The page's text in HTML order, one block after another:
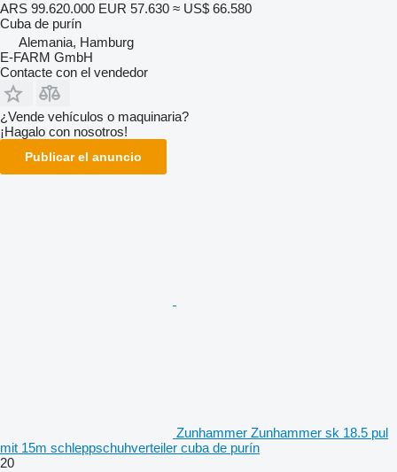
ARS 99.620.000 EUR 57.630 ≈ US$ 66.580
Cuba de purín
Alemania, Hamburg
E-FARM GmbH
Contacte con el vendedor
¿Vende vehículos o maquinaria?
¡Hagalo con nosotros!
Publicar el anuncio
Zunhammer Zunhammer sk 18.5 pul
mit 15m schleppschuhverteiler cuba de purín
20